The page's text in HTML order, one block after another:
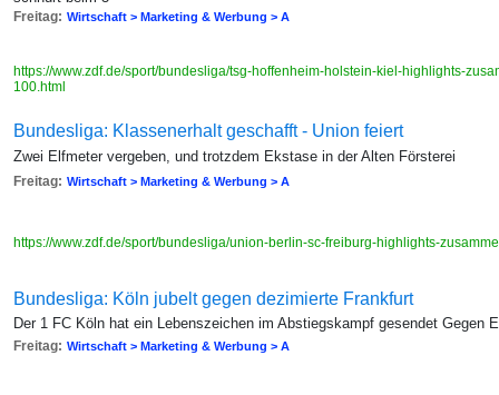
Freitag: Wirtschaft > Marketing & Werbung > A
https://www.zdf.de/sport/bundesliga/tsg-hoffenheim-holstein-kiel-highlights-
100.html
Bundesliga: Klassenerhalt geschafft - Union feiert
Zwei Elfmeter vergeben, und trotzdem Ekstase in der Alten Försterei
Freitag: Wirtschaft > Marketing & Werbung > A
https://www.zdf.de/sport/bundesliga/union-berlin-sc-freiburg-highlights-
Bundesliga: Köln jubelt gegen dezimierte Frankfurt
Der 1 FC Köln hat ein Lebenszeichen im Abstiegskampf gesendet Gegen
Freitag: Wirtschaft > Marketing & Werbung > A